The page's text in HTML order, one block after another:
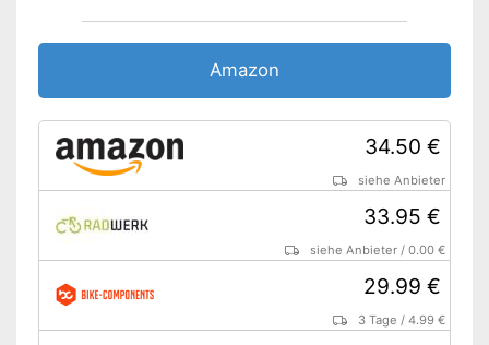
Amazon
34.50 €
siehe Anbieter
33.95 €
siehe Anbieter /0.00 €
29.99 €
3 Tage /4.99 €